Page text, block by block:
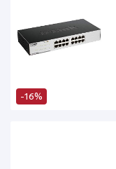
-16%